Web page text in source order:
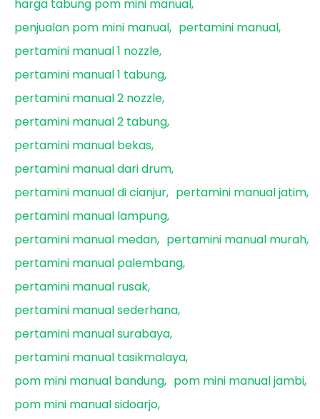
harga tabung pom mini manual
penjualan pom mini manual
pertamini manual
pertamini manual 1 nozzle
pertamini manual 1 tabung
pertamini manual 2 nozzle
pertamini manual 2 tabung
pertamini manual bekas
pertamini manual dari drum
pertamini manual di cianjur
pertamini manual jatim
pertamini manual lampung
pertamini manual medan
pertamini manual murah
pertamini manual palembang
pertamini manual rusak
pertamini manual sederhana
pertamini manual surabaya
pertamini manual tasikmalaya
pom mini manual bandung
pom mini manual jambi
pom mini manual sidoarjo